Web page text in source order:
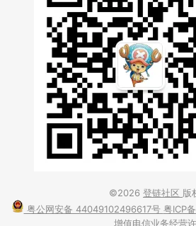
©2026 登链社区 版
粤公网安备 44049102496617号 粤ICP
增值电信业务经营